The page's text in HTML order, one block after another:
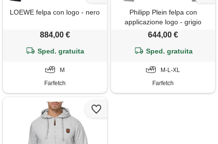
LOEWE felpa con logo - nero
884,00 €
Sped. gratuita
M
Farfetch
Philipp Plein felpa con
applicazione logo - grigio
644,00 €
Sped. gratuita
M-L-XL
Farfetch